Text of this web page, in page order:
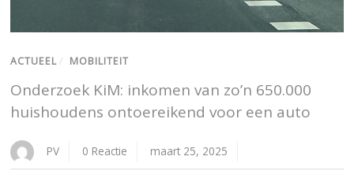
ACTUEEL / MOBILITEIT
Onderzoek KiM: inkomen van zo’n 650.000
huishoudens ontoereikend voor een auto
PV 0 Reactie maart 25, 2025